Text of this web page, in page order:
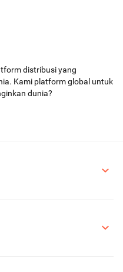
distribusi yang
Kami platform global untuk
dunia?